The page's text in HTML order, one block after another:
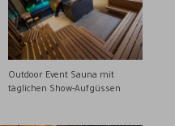
Outdoor Event Sauna mit
täglichen Show-Aufgüssen